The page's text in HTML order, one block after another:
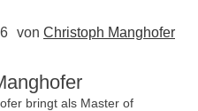
von Christoph Manghofer
bringt als Master of